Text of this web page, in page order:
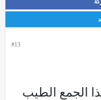
#13
الجمع الطيب